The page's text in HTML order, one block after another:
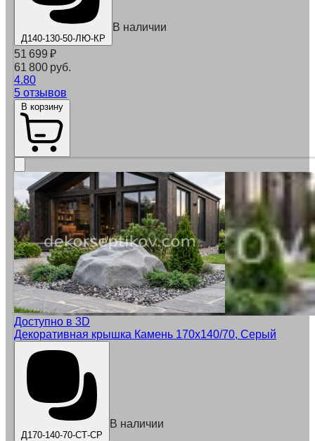
Д140-130-50-ЛЮ-КР
В наличии
51 699 ₽
61 800 руб.
4.80
5 отзывов
Доступно в 3D
Декоративная крышка Камень 170х140/70, Серый
Д170-140-70-СТ-СР
В наличии